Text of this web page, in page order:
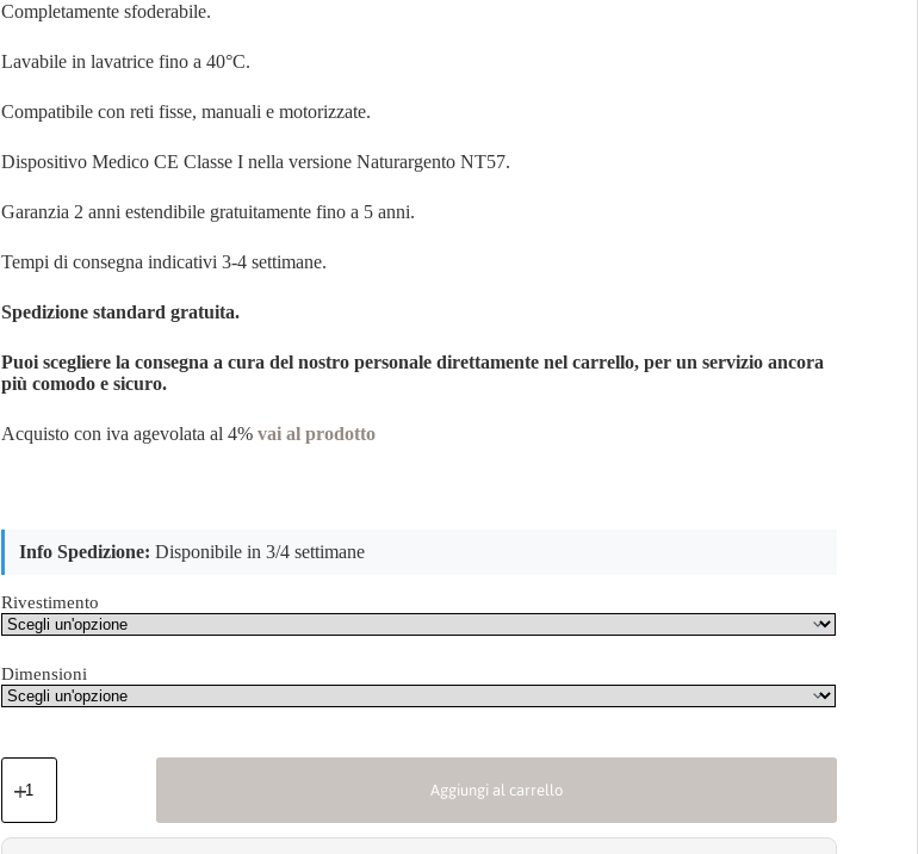
Completamente sfoderabile.
Lavabile in lavatrice fino a 40°C.
Compatibile con reti fisse, manuali e motorizzate.
Dispositivo Medico CE Classe I nella versione Naturargento NT57.
Garanzia 2 anni estendibile gratuitamente fino a 5 anni.
Tempi di consegna indicativi 3-4 settimane.
Spedizione standard gratuita.
Puoi scegliere la consegna a cura del nostro personale direttamente nel carrello, per un servizio ancora
più comodo e sicuro.
Acquisto con iva agevolata al 4%vai al prodotto
Info Spedizione: Disponibile in 3/4 settimane
Rivestimento
Dimensioni
Aggiungi al carrello